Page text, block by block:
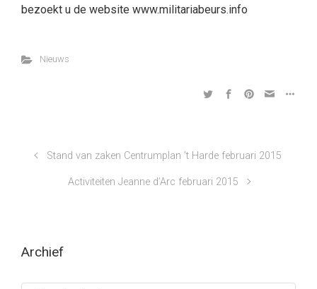
bezoekt u de website www.militariabeurs.info
Nieuws
Stand van zaken Centrumplan ’t Harde februari 2015
Activiteiten Jeanne d’Arc februari 2015
Archief